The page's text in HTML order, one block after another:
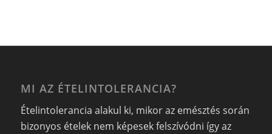
MI AZ ÉTELINTOLERANCIA?
Ételintolerancia alakul ki, mikor az emésztés során
bizonyos ételek nem képesek felszívódni így az